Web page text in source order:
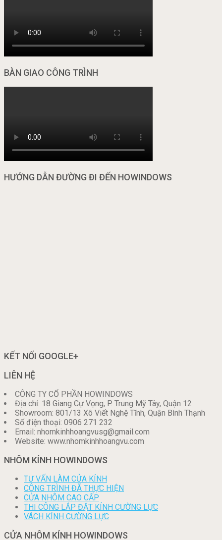
BÀN GIAO CÔNG TRÌNH
HƯỚNG DẪN ĐƯỜNG ĐI ĐẾN HOWINDOWS
KẾT NỐI GOOGLE+
LIÊN HỆ
CÔNG TY CỔ PHẦN HOWINDOWS
Địa chỉ: 18 Giang Cự Vọng, P. Trung Mỹ Tây, Quận 12
Showroom: 801/13 Xô Viết Nghệ Tĩnh, Quận Bình Thạnh
Số điện thoại: 0906 271 232
Email: nhomkinhhoangvusg@gmail.com
Website: www.nhomkinhhoangvu.com
NHÔM KÍNH HOWINDOWS
TƯ VẤN LÀM CỬA KÍNH
CÔNG TRÌNH ĐÃ THỰC HIỆN
CỬA NHÔM CAO CẤP
THI CÔNG LẮP ĐẶT KÍNH CƯỜNG LỰC
VÁCH KÍNH CƯỜNG LỰC
CỬA NHÔM KÍNH HOWINDOWS